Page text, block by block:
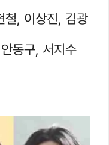
철, 이상진, 김광
동구, 서지수